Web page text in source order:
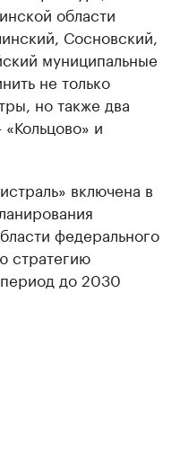
области
Сосновский,
муниципальные
не только
но также два
и
включена в
федерального
стратегию
до 2030